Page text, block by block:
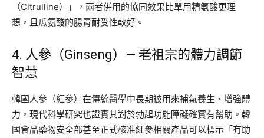
（Citrulline）」，兩者併用的協同效果比單用精氨酸更理
想，且瓜氨酸的腸胃耐受性較好。
4. 人參（Ginseng）— 老祖宗的體力調節
智慧
韓國人參（紅參）在傳統醫學中長期被用來補氣養生、增強體
力，現代科學研究也證實其對於勃起功能障礙確實有幫助。韓
國食品藥物安全部甚至正式核准紅參相關產品可以標示「有助